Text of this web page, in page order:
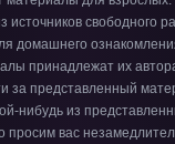
источников свободного
домашнего
принадлежат их
за представленный
нибудь из
просим вас